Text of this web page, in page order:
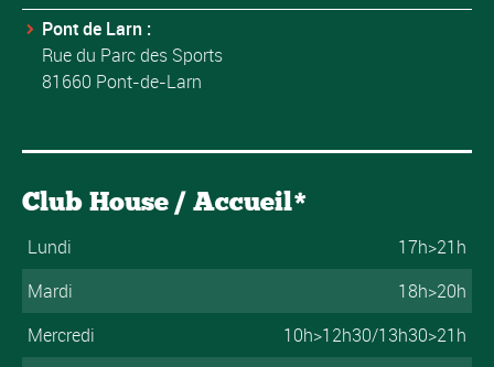
Pont de Larn :
Rue du Parc des Sports
81660 Pont-de-Larn
Club House / Accueil*
Lundi
17h>21h
Mardi
18h>20h
Mercredi
10h>12h30/13h30>21h